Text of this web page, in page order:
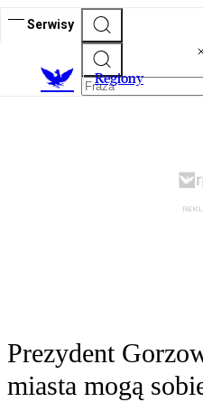
Serwisy
Regiony
Prezydent
miasta mogą